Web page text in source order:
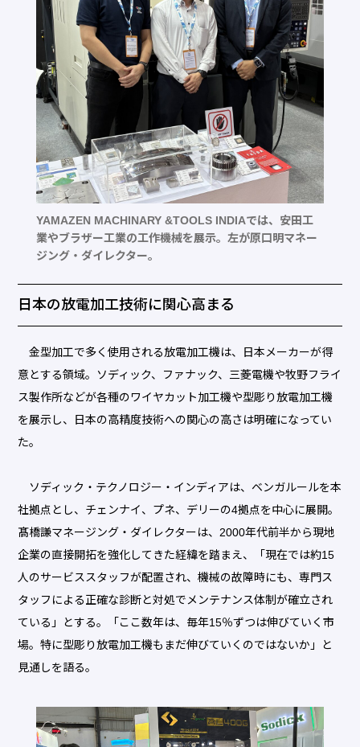
YAMAZEN MACHINARY &TOOLS INDIAでは、安田工
業やブラザー工業の工作機械を展示。左が原口明マネー
ジング・ダイレクター。
日本の放電加工技術に関心高まる
金型加工で多く使用される放電加工機は、日本メーカーが得
意とする領域。ソディック、ファナック、三菱電機や牧野フライ
ス製作所などが各種のワイヤカット加工機や型彫り放電加工機
を展示し、日本の高精度技術への関心の高さは明確になってい
た。
ソディック・テクノロジー・インディアは、ベンガルールを本
社拠点とし、チェンナイ、プネ、デリーの4拠点を中心に展開。
髙橋謙マネージング・ダイレクターは、2000年代前半から現地
企業の直接開拓を強化してきた経緯を踏まえ、「現在では約15
人のサービススタッフが配置され、機械の故障時にも、専門ス
タッフによる正確な診断と対処でメンテナンス体制が確立され
ている」とする。「ここ数年は、毎年15％ずつは伸びていく市
場。特に型彫り放電加工機もまだ伸びていくのではないか」と
見通しを語る。